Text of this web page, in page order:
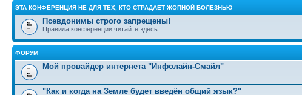
ЭТА КОНФЕРЕНЦИЯ НЕ ДЛЯ ТЕХ, КТО СТРАДАЕТ ЖОПНОЙ БОЛЕЗНЬЮ
Псевдонимы строго запрещены!
Правила конференции читайте здесь
ФОРУМ
Мой провайдер интернета "Инфолайн-Смайл"
"Как и когда на Земле будет введён общий язык?"